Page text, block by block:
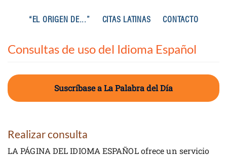
“EL ORIGEN DE...” CITAS LATINAS CONTACTO
Consultas de uso del Idioma Español
Suscríbase a La Palabra del Día
Realizar consulta
LA PÁGINA DEL IDIOMA ESPAÑOL ofrece un servicio